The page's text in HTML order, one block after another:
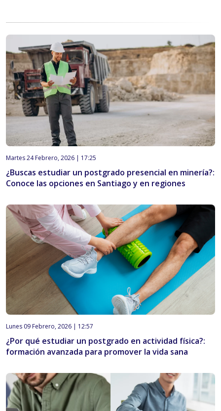
Martes 24 Febrero, 2026 | 17:25
¿Buscas estudiar un postgrado presencial en minería?:
Conoce las opciones en Santiago y en regiones
Lunes 09 Febrero, 2026 | 12:57
¿Por qué estudiar un postgrado en actividad física?:
formación avanzada para promover la vida sana